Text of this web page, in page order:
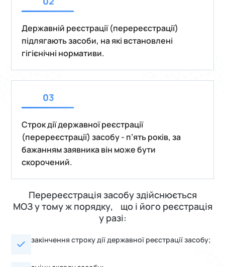
Державній реєстрації (перереєстрації)
підлягають засоби, на які встановлені
гігієнічні нормативи.
Строк дії державної реєстрації
(перереєстрації) засобу - п’ять років, за
бажанням заявника він може бути
скорочений.
Перереєстрація засобу здійснюється
МОЗ у тому ж порядку, що і його реєстрація
у разі:
закінчення строку дії державної реєстрації засобу;